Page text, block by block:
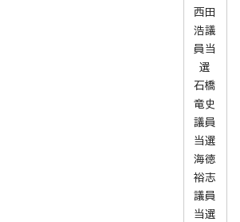
西田
浩議
員当
選
石橋
竜史
議員
当選
海徳
裕志
議員
当選